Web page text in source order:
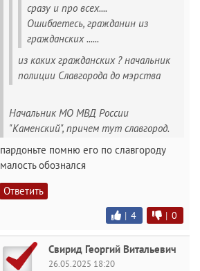
сразу и про всех....
Ошибаетесь, гражданин из
гражданских ......
из каких гражданских ? начальник
полиции Славгорода до мэрства
Начальник МО МВД России
"Каменский", причем тут славгород.
пардоньте помню его по славгороду
малость обознался
Ответить
| 4 | 0
Свирид Георгий Витальевич
26.05.2025 18:20